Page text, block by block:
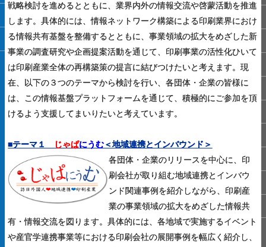
戦略検討を進めるとともに、業界内外の情報交流や啓蒙活動を推進
します。具体的には、情報ネットワーク構築による印刷業界におけ
る情報共有基盤を整備するとともに、事業領域の拡大をめざした新
事業の調査研究や企画提案活動を通じて、印刷事業の活性化ひいて
は印刷産業全体の再構築策の提言に結びつけたいと考えます。現
在、以下の３つのテーマから検討を行い、各団体・企業の皆様に
は、この情報基盤プラットフォームを通じて、積極的にご参加を頂
けるよう支援してまいりたいと考えています。
■テーマ１ じゃぱにうむ＜地域連携とインバウンド＞
各団体・企業のリリースを中心に、印
刷会社が取り組む地域連携とインバウ
ンド関連事例を紹介しながら、印刷産
業の事業領域の拡大をめざした情報共
有・情報交流を図ります。具体的には、各地域で実施するイベント
や産官学連携事業等における印刷会社の展開事例を幅広く紹介し、